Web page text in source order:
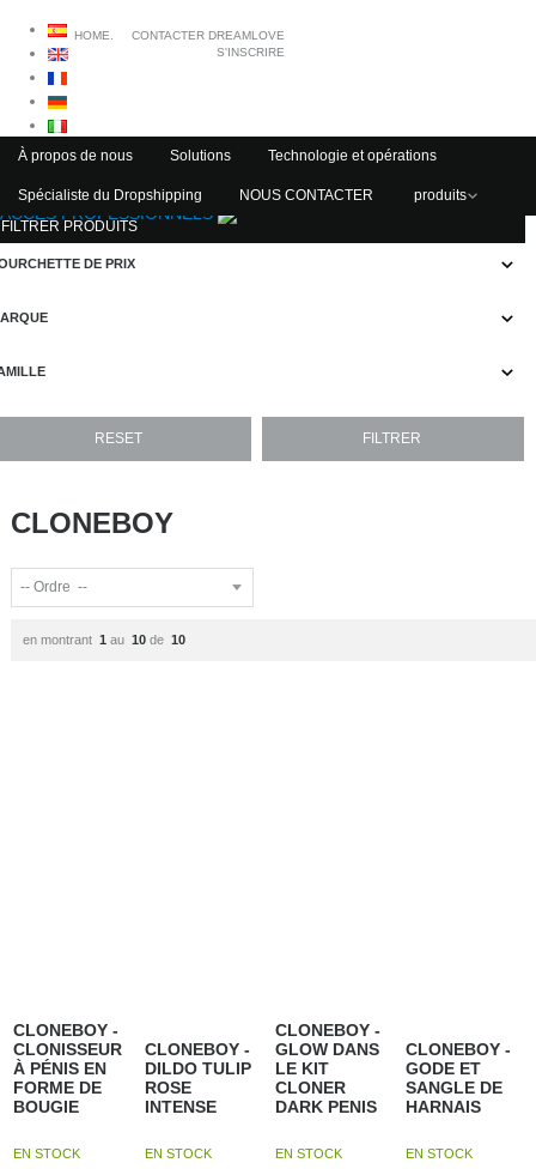
ACCÈS PROFESSIONNELS
HOME.
CONTACTER DREAMLOVE
S'INSCRIRE
À propos de nous Solutions Technologie et opérations
Spécialiste du Dropshipping NOUS CONTACTER
produits
FILTRER PRODUITS
DE PRIX
CLONEBOY
en montrant 1 au 10de 10
CLONEBOY -
CLONISSEUR
À PÉNIS EN
FORME DE
BOUGIE
EN STOCK
CLONEBOY -
DILDO TULIP
ROSE
INTENSE
EN STOCK
CLONEBOY -
GLOW DANS
LE KIT
CLONER
DARK PENIS
EN STOCK
CLONEBOY -
GODE ET
SANGLE DE
HARNAIS
EN STOCK